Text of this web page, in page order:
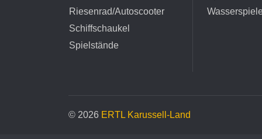
Riesenrad/Autoscooter
Schiffschaukel
Spielstände
© 2026 ERTL Karussell-Land